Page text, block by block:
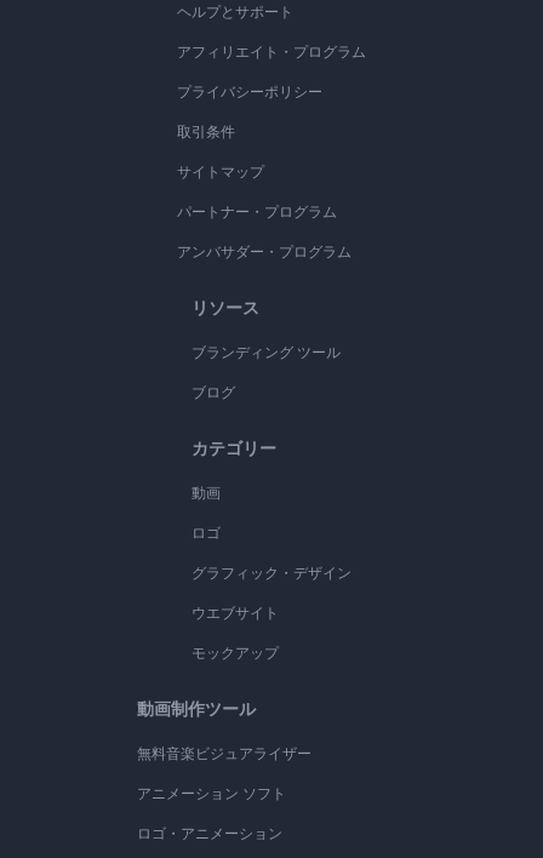
ヘルプとサポート
アフィリエイト・プログラム
プライバシーポリシー
取引条件
サイトマップ
パートナー・プログラム
アンバサダー・プログラム
リソース
ブランディング ツール
ブログ
カテゴリー
動画
ロゴ
グラフィック・デザイン
ウエブサイト
モックアップ
動画制作ツール
無料音楽ビジュアライザー
アニメーション ソフト
ロゴ・アニメーション